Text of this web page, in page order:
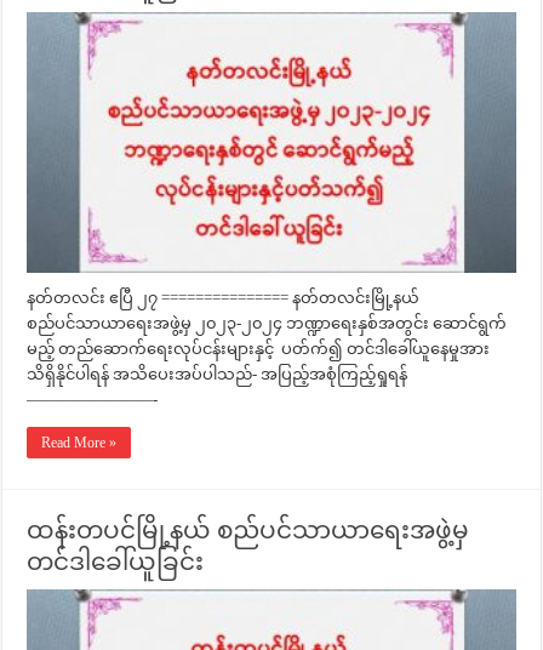
နတ်တလင်း ဧပြီ ၂၇ =============== နတ်တလင်းမြို့နယ်
စည်ပင်သာယာရေးအဖွဲ့မှ ၂၀၂၃-၂၀၂၄ ဘဏ္ဍာရေးနှစ်အတွင်း ဆောင်ရွက်
မည့် တည်ဆောက်ရေးလုပ်ငန်းများနှင့် ပတ်က်၍ တင်ဒါခေါ်ယူနေမှုအား
သိရှိနိုင်ပါရန် အသိပေးအပ်ပါသည်- အပြည့်အစုံကြည့်ရှုရန်
————————-
Read More »
ထန်းတပင်မြို့နယ် စည်ပင်သာယာရေးအဖွဲ့မှ
တင်ဒါခေါ်ယူခြင်း